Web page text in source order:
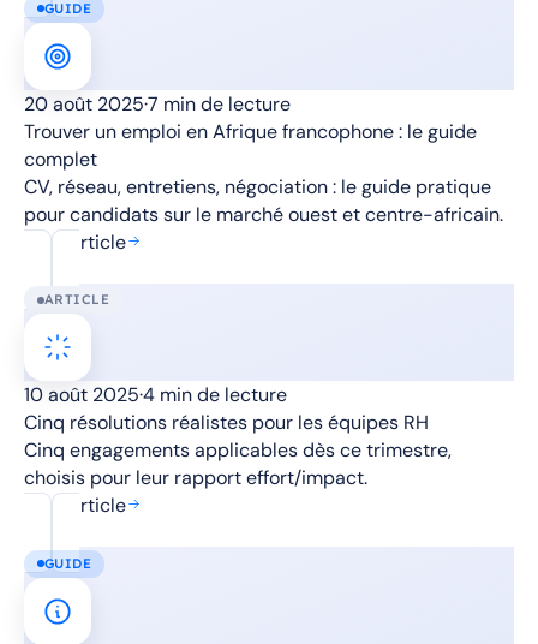
GUIDE
20 août 2025·7 min de lecture
Trouver un emploi en Afrique francophone : le guide
complet
CV, réseau, entretiens, négociation : le guide pratique
pour candidats sur le marché ouest et centre-africain.
Lire l'article
ARTICLE
10 août 2025·4 min de lecture
Cinq résolutions réalistes pour les équipes RH
Cinq engagements applicables dès ce trimestre,
choisis pour leur rapport effort/impact.
Lire l'article
GUIDE